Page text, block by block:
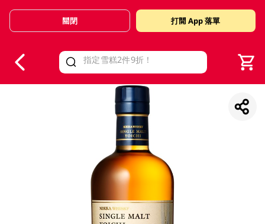
Valid Until 30 June 2026
關閉 打開 App 落單